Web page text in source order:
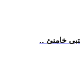
خامنئ